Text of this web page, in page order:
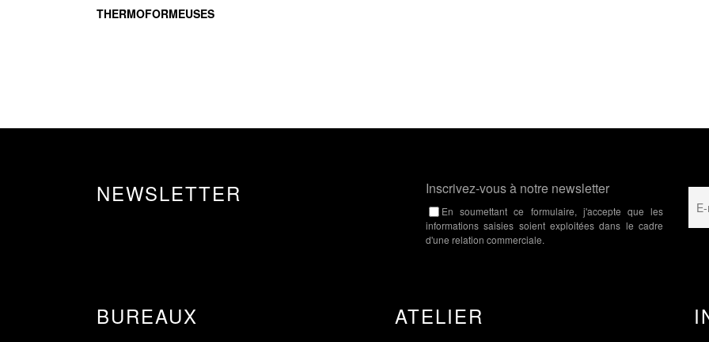
THERMOFORMEUSES
NEWSLETTER Inscrivez-vous à notre newsletter
En soumettant ce formulaire, j'accepte que les
informations saisies soient exploitées dans le cadre
d'une relation commerciale.
BUREAUX ATELIER